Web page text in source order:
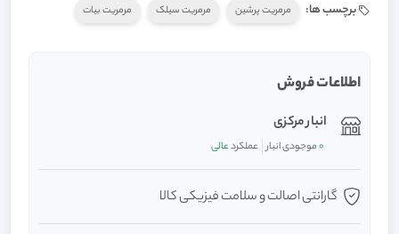
برچسب ها:
مرمریت پرشین مرمریت سیلک مرمریت بیات
اطلاعات فروش
انبار مرکزی
0موجودی انبار عملکردعالی
گارانتی اصالت و سلامت فیزیکی کالا